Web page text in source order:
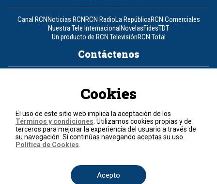
Canal RCNNoticias RCNRCN RadioLa RepúblicaRCN Comerciales
Nuestra Tele InternacionalNovelasFidesTDT
Un producto de RCN TelevisiónRCN Total
Contáctenos
Política de cookies
Términos y condiciones
© 2026, RCN Medios.
Todos los derechos reservados.
Cookies
El uso de este sitio web implica la aceptación de los
Términos y condiciones . Utilizamos cookies propias y de
terceros para mejorar la experiencia del usuario a través de
su navegación. Si continúas navegando aceptas su uso.
Política de Cookies
Acepto